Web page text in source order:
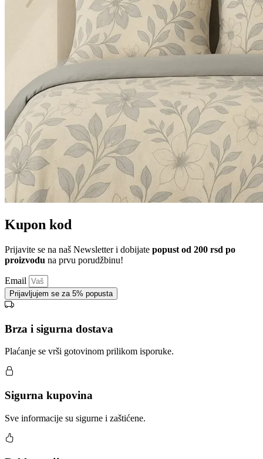
Kupon kod
Prijavite se na naš Newsletter i dobijate popust od 200 rsd po
proizvodu na prvu porudžbinu!
Email
Prijavljujem se za 5% popusta
Brza i sigurna dostava
Plaćanje se vrši gotovinom prilikom isporuke.
Sigurna kupovina
Sve informacije su sigurne i zaštićene.